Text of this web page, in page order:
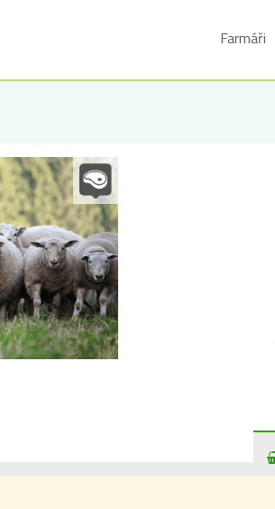
Farmáři